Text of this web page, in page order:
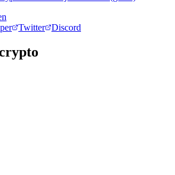
Twitter Discord